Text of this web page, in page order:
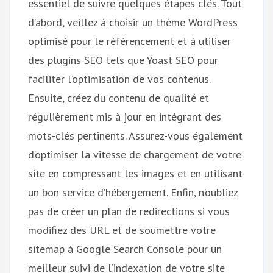
essentiel de suivre quelques étapes clés. Tout
d’abord, veillez à choisir un thème WordPress
optimisé pour le référencement et à utiliser
des plugins SEO tels que Yoast SEO pour
faciliter l’optimisation de vos contenus.
Ensuite, créez du contenu de qualité et
régulièrement mis à jour en intégrant des
mots-clés pertinents. Assurez-vous également
d’optimiser la vitesse de chargement de votre
site en compressant les images et en utilisant
un bon service d’hébergement. Enfin, n’oubliez
pas de créer un plan de redirections si vous
modifiez des URL et de soumettre votre
sitemap à Google Search Console pour un
meilleur suivi de l’indexation de votre site